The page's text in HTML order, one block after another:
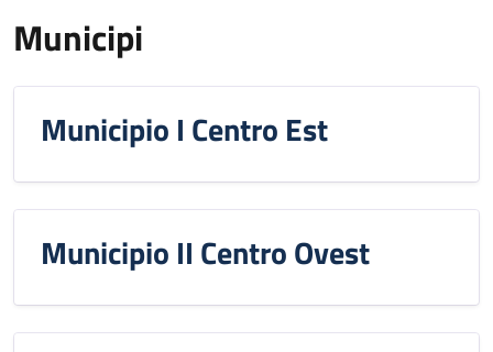
Municipi
Municipio I Centro Est
Municipio II Centro Ovest